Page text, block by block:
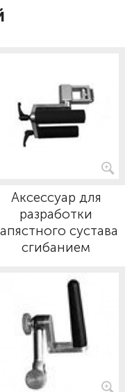
Аксессуар для
разработки
сустава
сгибанием